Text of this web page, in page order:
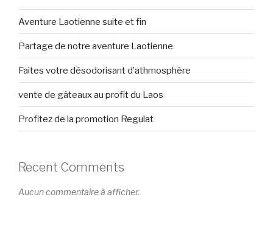
Aventure Laotienne suite et fin
Partage de notre aventure Laotienne
Faites votre désodorisant d’athmosphère
vente de gâteaux au profit du Laos
Profitez de la promotion Regulat
Recent Comments
Aucun commentaire à afficher.